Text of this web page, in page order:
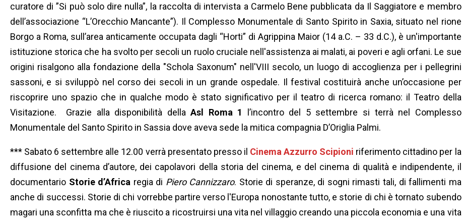
curatore di ”Si può solo dire nulla”, la raccolta di intervista a Carmelo Bene pubblicata da Il Saggiatore e membro
dell’associazione “L’Orecchio Mancante”). Il Complesso Monumentale di Santo Spirito in Saxia, situato nel rione
Borgo a Roma, sull’area anticamente occupata dagli “Horti” di Agrippina Maior (14 a.C. – 33 d.C.), è un'importante
istituzione storica che ha svolto per secoli un ruolo cruciale nell'assistenza ai malati, ai poveri e agli orfani. Le sue
origini risalgono alla fondazione della "Schola Saxonum" nell'VIII secolo, un luogo di accoglienza per i pellegrini
sassoni, e si sviluppò nel corso dei secoli in un grande ospedale. Il festival costituirà anche un’occasione per
riscoprire uno spazio che in qualche modo è stato significativo per il teatro di ricerca romano: il Teatro della
Visitazione.
Grazie alla disponibilità dellaAsl Roma 1
l’incontro del 5 settembre si terrà nel Complesso
Monumentale del Santo Spirito in Sassia dove aveva sede la mitica compagnia D’Origlia Palmi.
*** Sabato 6 settembre alle 12.00 verrà presentato presso il Cinema Azzurro Scipioni riferimento cittadino per la
diffusione del cinema d’autore, dei capolavori della storia del cinema, e del cinema di qualità e indipendente, il
documentario Storie d’Africa regia di Piero Cannizzaro. Storie di speranze, di sogni rimasti tali, di fallimenti ma
anche di successi. Storie di chi vorrebbe partire verso l'Europa nonostante tutto, e storie di chi è tornato subendo
magari una sconfitta ma che è riuscito a ricostruirsi una vita nel villaggio creando una piccola economia e una vita